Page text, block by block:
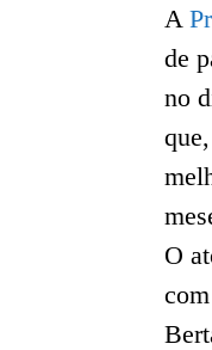
A
de
no
O